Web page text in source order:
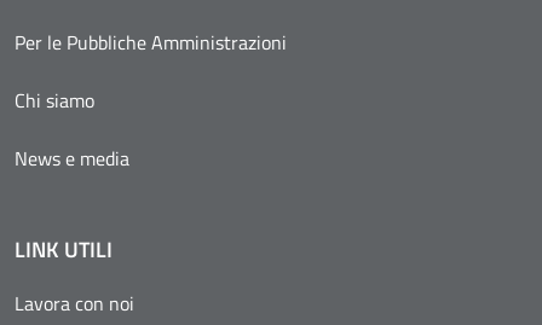
Per le Pubbliche Amministrazioni
Chi siamo
News e media
LINK UTILI
Lavora con noi